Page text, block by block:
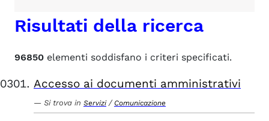
Risultati della ricerca
96850 elementi soddisfano i criteri specificati.
Accesso ai documenti amministrativi
Si trova in Servizi / Comunicazione